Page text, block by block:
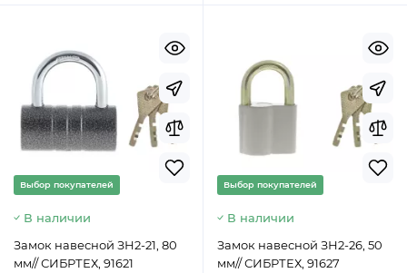
Выбор покупателей
В наличии
Замок навесной ЗН2-21, 80
мм// СИБРТЕХ, 91621
Выбор покупателей
В наличии
Замок навесной ЗН2-26, 50
мм// СИБРТЕХ, 91627